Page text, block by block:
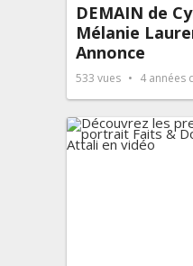
DEMAIN de
Mélanie
Annonce
533 vues 4 années